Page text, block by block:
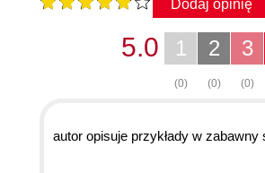
Dodaj opinię
3
(0)
2
(0)
1
(0)
5.0
autor opisuje przykłady w zabawny